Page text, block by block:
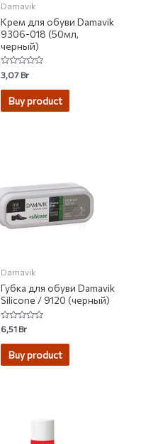
Damavik
Крем для обуви Damavik
9306-018 (50мл,
черный)
Rated
0
out
3,07Br
Buy product
Damavik
Губка для обуви Damavik
Silicone / 9120 (черный)
Rated
0
out
6,51Br
Buy product